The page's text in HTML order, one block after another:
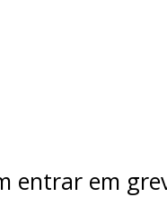
entrar em